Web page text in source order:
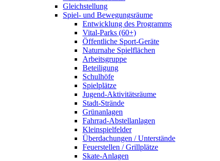
Gleichstellung
Spiel- und Bewegungsräume
Entwicklung des Programms
Vital-Parks (60+)
Öffentliche Sport-Geräte
Naturnahe Spielflächen
Arbeitsgruppe
Beteiligung
Schulhöfe
Spielplätze
Jugend-Aktivitätsräume
Stadt-Strände
Grünanlagen
Fahrrad-Abstellanlagen
Kleinspielfelder
Überdachungen / Unterstände
Feuerstellen / Grillplätze
Skate-Anlagen